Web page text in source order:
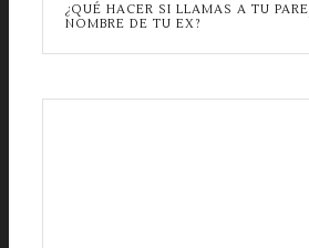
¿QUÉ HACER SI LLAMAS A TU
NOMBRE DE TU EX?